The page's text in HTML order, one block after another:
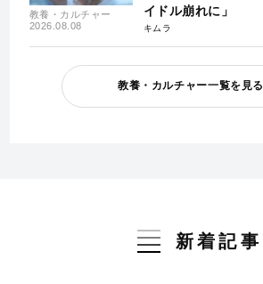
教養・カルチャー
2026.08.08
イドル崩れに」
キムラ
教養・カルチャー一覧を見る
新着記事